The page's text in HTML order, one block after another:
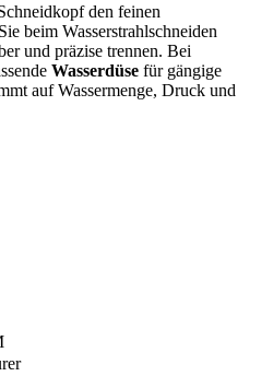
den feinen
beim Wasserstrahlschneiden
und präzise trennen. Bei
Wasserdüse für gängige
auf Wassermenge, Druck und